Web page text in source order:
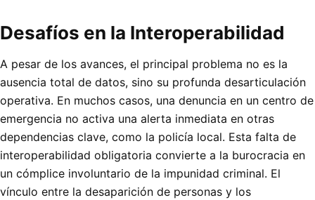
Desafíos en la Interoperabilidad
A pesar de los avances, el principal problema no es la
ausencia total de datos, sino su profunda desarticulación
operativa. En muchos casos, una denuncia en un centro de
emergencia no activa una alerta inmediata en otras
dependencias clave, como la policía local. Esta falta de
interoperabilidad obligatoria convierte a la burocracia en
un cómplice involuntario de la impunidad criminal. El
vínculo entre la desaparición de personas y los